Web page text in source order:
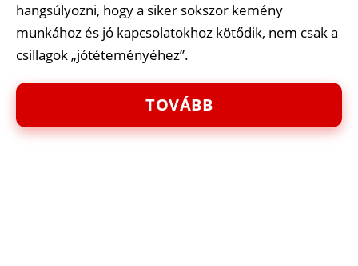
hangsúlyozni, hogy a siker sokszor kemény
munkához és jó kapcsolatokhoz kötődik, nem csak a
csillagok „jótéteményéhez”.
TOVÁBB